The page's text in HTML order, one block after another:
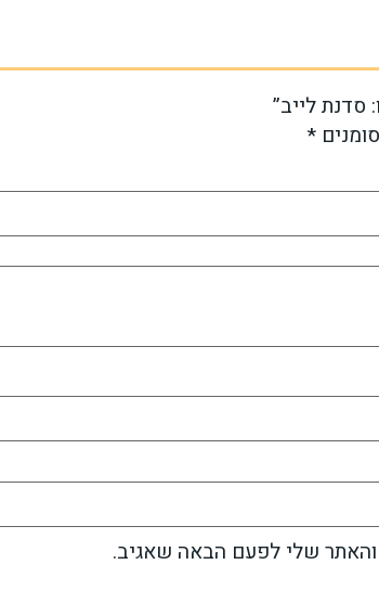
סדנת לייב”
*
שלי לפעם הבאה שאגיב.